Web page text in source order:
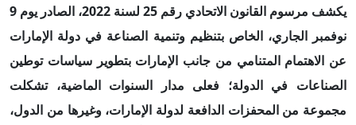
يكشف مرسوم القانون الاتحادي رقم 25 لسنة 2022، الصادر يوم 9
نوفمبر الجاري، الخاص بتنظيم وتنمية الصناعة في دولة الإمارات
عن الاهتمام المتنامي من جانب الإمارات بتطوير سياسات توطين
الصناعات في الدولة؛ فعلى مدار السنوات الماضية، تشكلت
مجموعة من المحفزات الدافعة لدولة الإمارات، وغيرها من الدول،